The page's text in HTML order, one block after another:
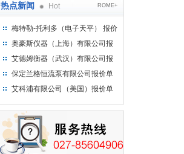
热点新闻 Hot ROME+
梅特勒-托利多（电子天平） 报价
单
奥豪斯仪器（上海）有限公司报
价单
艾德姆衡器（武汉）有限公司报
价单
保定兰格恒流泵有限公司报价单
艾科浦有限公司（美国）报价单